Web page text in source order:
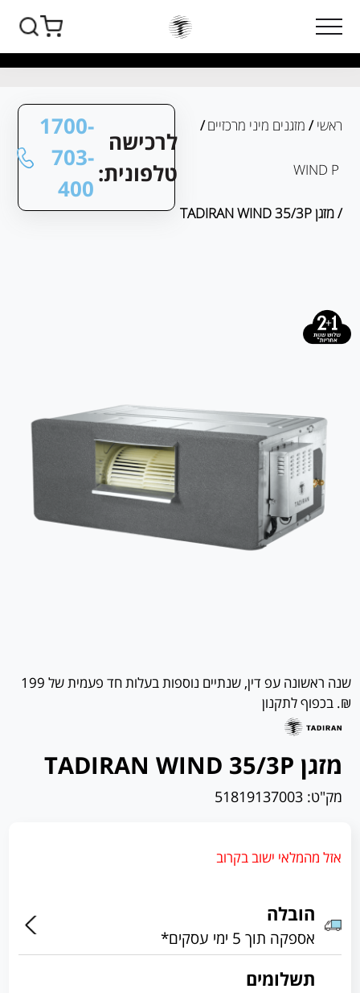
ראשי / מזגנים מיני מרכזיים/
WIND P
/ מזגן TADIRAN WIND 35/3P
1700-
703-
400
לרכישה
טלפונית:
שנה ראשונה עפ דין, שנתיים נוספות בעלות חד פעמית של 199
₪. בכפוף לתקנון
מזגן TADIRAN WIND 35/3P
מק"ט: 51819137003
אזל מהמלאי ישוב בקרוב
הובלה
אספקה תוך 5 ימי עסקים*
תשלומים